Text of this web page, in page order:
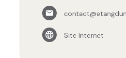
Site Internet